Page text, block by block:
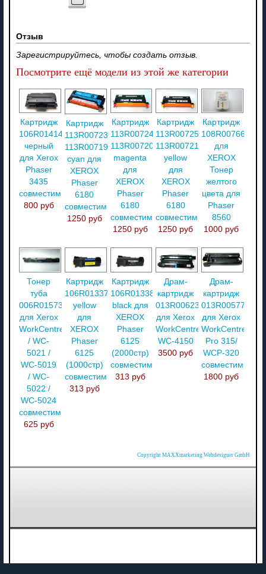
Отзыв
Зарегистрируйтесь, чтобы создать отзыв.
Посмотрите ещё модели из этой же категории
Картридж
106R01414
черный
для Xerox
Phaser
3435
совместимый
800 руб
Картридж
113R00723
113R00719
cyan для
XEROX
Phaser
6180
совместимый
1250 руб
Картридж
113R00724
113R00720
magenta
для
XEROX
Phaser
6180
совместимый
1250 руб
Картридж
113R00725
113R00721
yellow
для
XEROX
Phaser
6180
совместимый
1250 руб
Картридж
108R00766
для
XEROX
Тонер
желтого
цвета для
Phaser
8560
1000 руб
Тонер
туба
006R01573
для Xerox
WorkCentre
/ WC-
5021 /
WC-5019
/ WC-
5022 /
WC-5024
совместимый
625 руб
Картридж
106R01337
yellow
для
XEROX
Phaser
6125
(1000стр)
совместимый
313 руб
Картридж
106R01338
black для
XEROX
Phaser
6125
(2000стр)
совместимый
313 руб
Драм-
картридж
013R00623
для Xerox
WorkCentre
WC-4150
3500 руб
Драм-
картридж
013R00577
для Xerox
WorkCentre
Pro 315/
WCP-320
совместимый
1800 руб
Copyright MAXXmarketing Webdesigner GmbH